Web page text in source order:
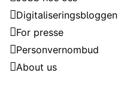
Digitaliseringsbloggen
For presse
Personvernombud
About us